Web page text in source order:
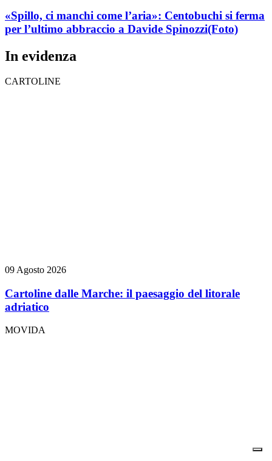
«Spillo, ci manchi come l’aria»: Centobuchi si ferma
per l’ultimo abbraccio a Davide Spinozzi(Foto)
In evidenza
CARTOLINE
09 Agosto 2026
Cartoline dalle Marche: il paesaggio del litorale
adriatico
MOVIDA